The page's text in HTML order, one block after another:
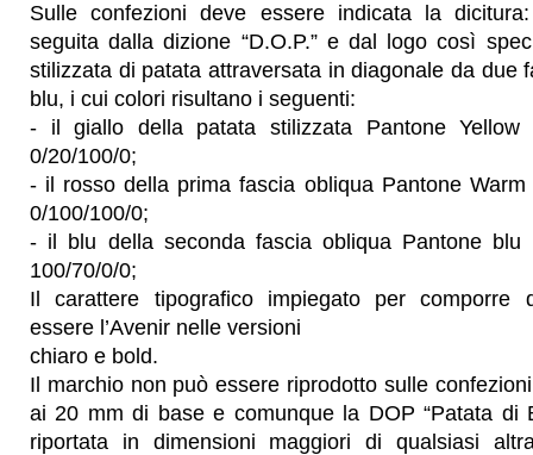
Sulle confezioni deve essere indicata la
seguita dalla dizione “D.O.P.” e dal logo così
stilizzata di patata attraversata in diagonale da due
blu, i cui colori risultano i seguenti:
- il giallo della patata stilizzata Pantone Yellow
0/20/100/0;
- il rosso della prima fascia obliqua Pantone
0/100/100/0;
- il blu della seconda fascia obliqua Pantone blu
100/70/0/0;
Il carattere tipografico impiegato per comporre
essere l’Avenir nelle versioni
chiaro e bold.
Il marchio non può essere riprodotto sulle
ai 20 mm di base e comunque la DOP “Patata di
riportata in dimensioni maggiori di qualsiasi